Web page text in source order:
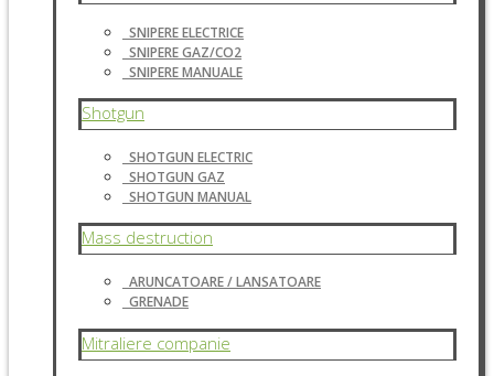
SNIPERE ELECTRICE
SNIPERE GAZ/CO2
SNIPERE MANUALE
Shotgun
SHOTGUN ELECTRIC
SHOTGUN GAZ
SHOTGUN MANUAL
Mass destruction
ARUNCATOARE / LANSATOARE
GRENADE
Mitraliere companie